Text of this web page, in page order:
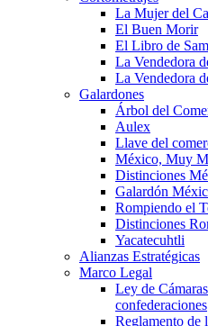
La Mujer del
El Buen Morir
El Libro de
La Vendedora
La Vendedora
Galardones
Árbol del
Aulex
Llave del
México, Muy
Distinciones
Galardón
Rompiendo el
Distinciones
Yacatecuhtli
Alianzas Estratégicas
Marco Legal
Ley de
confederaciones
Reglamento de